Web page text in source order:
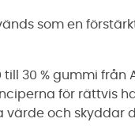
som en
30 % gummi från
för rättvis
och skyddar